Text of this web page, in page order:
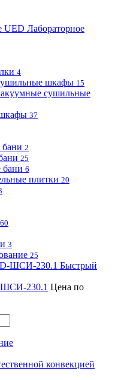
Лабораторное
4
шкафы 15
сушильные
37
бани 2
25
бани 6
плитки 20
60
3
25
Быстрый
230.1 Цена по